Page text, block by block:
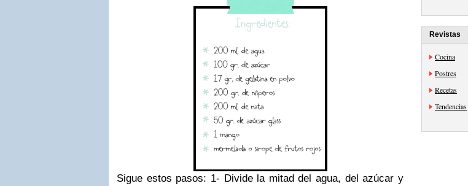
Sigue estos pasos: 1- Divide la mitad del agua, del azúcar y
Revistas
Cocina
Postres
Recetas
Tendencias